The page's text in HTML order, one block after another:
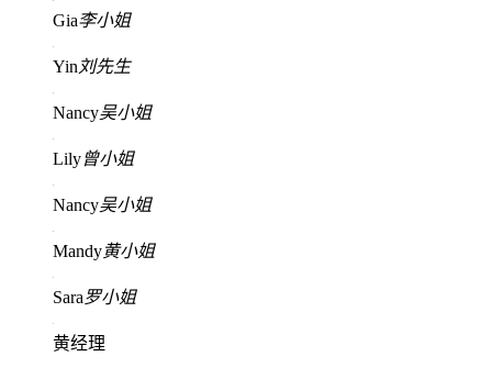
Gia李小姐
Yin 刘先生
Nancy吴小姐
Lily曾小姐
Nancy吴小姐
Mandy黄小姐
Sara罗小姐
黄经理